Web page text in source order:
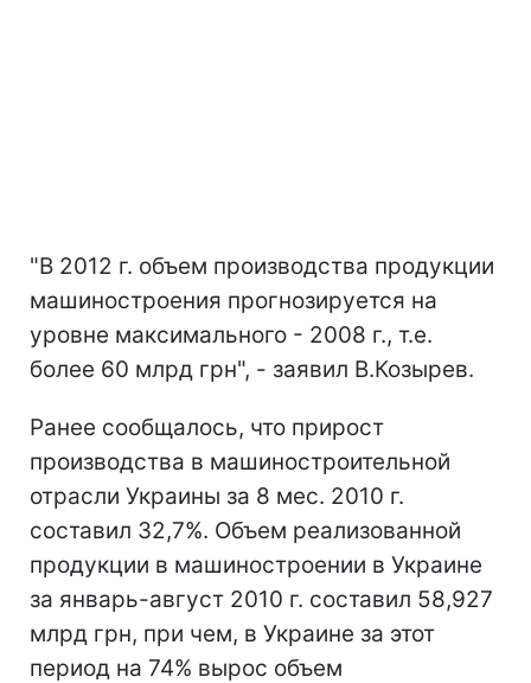
"В 2012 г. объем производства продукции
машиностроения прогнозируется на
уровне максимального - 2008 г., т.е.
более 60 млрд грн", - заявил В.Козырев.
Ранее сообщалось, что прирост
производства в машиностроительной
отрасли Украины за 8 мес. 2010 г.
составил 32,7%. Объем реализованной
продукции в машиностроении в Украине
за январь-август 2010 г. составил 58,927
млрд грн, при чем, в Украине за этот
период на 74% вырос объем